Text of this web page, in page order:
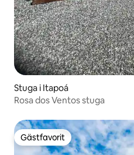
Stuga i Itapoá
Rosa dos Ventos stuga
Gästfavorit
Gästfavorit